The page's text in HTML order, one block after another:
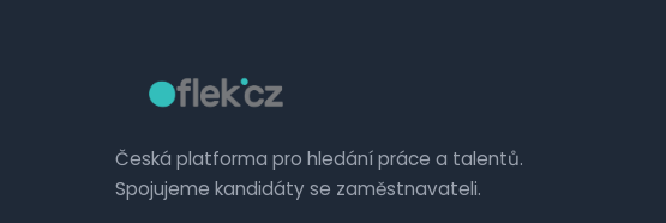
Česká platforma pro hledání práce a talentů.
Spojujeme kandidáty se zaměstnavateli.